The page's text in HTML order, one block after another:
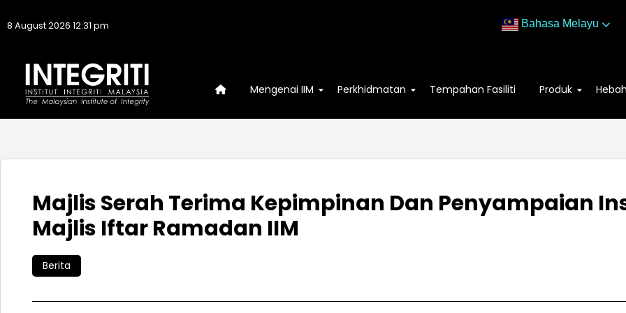
8 August 2026 12:31 pm Bahasa Melayu
Mengenai IIM Perkhidmatan Tempahan Fasiliti Produk
Majlis Serah Terima Kepimpinan Dan Penyampaian
Majlis Iftar Ramadan IIM
Berita